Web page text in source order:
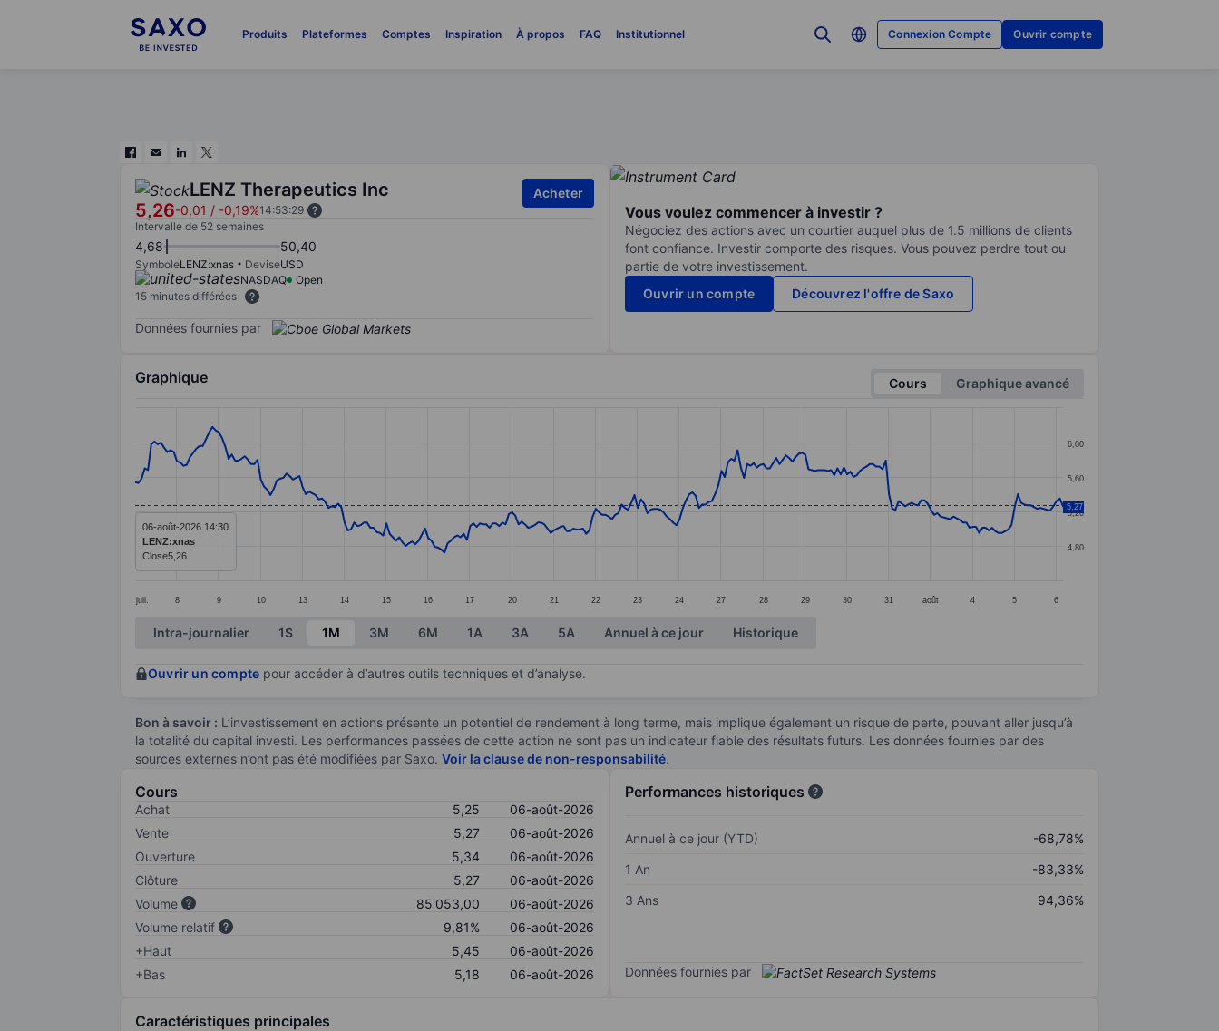
Produits Plateformes Comptes Inspiration À propos FAQ Institutionnel Connexion Compte Ouvrir compte
LENZ Therapeutics Inc
5,26-0,01 / -0,19%14:53:29
Acheter
Intervalle de 52 semaines
4,68 50,40
SymboleLENZ:xnas DeviseUSD
NASDAQ
Open
15 minutes différées
Données fournies par
Vous voulez commencer à investir ?
Négociez des actions avec un courtier auquel plus de 1.5 millions de clients
font confiance. Investir comporte des risques. Vous pouvez perdre tout ou
partie de votre investissement.
Ouvrir un compte
Découvrez l'offre de Saxo
Graphique Cours
Graphique avancé
Line chart with 289 data points.
The chart has 1 X axis displaying categories.
The chart has 1 Y axis displaying values. Data ranges from 4.72 to 6.18.
juil. 8 9 10 13 14 15 16 17 20 21 22 23 24 27 28 29 30 31 août 4 5 6
4,80
5,20
5,60
6,00
5,27
06-août-2026 14:30
LENZ:xnas
Close5,26
End of interactive chart.
Intra-journalier 1S 1M 3M 6M 1A 3A 5A Annuel à ce jour Historique
Ouvrir un compte pour accéder à d’autres outils techniques et d’analyse.
Bon à savoir : L’investissement en actions présente un potentiel de rendement à long terme, mais implique également un risque de perte, pouvant aller jusqu’à
la totalité du capital investi. Les performances passées de cette action ne sont pas un indicateur fiable des résultats futurs. Les données fournies par des
sources externes n’ont pas été modifiées par Saxo. Voir la clause de non-responsabilité.
Cours
Achat 5,25
06-août-2026
Vente
5,27
06-août-2026
Ouverture
5,34
06-août-2026
Clôture
5,27
06-août-2026
Volume
85'053,00
06-août-2026
Volume relatif
9,81%
06-août-2026
+Haut
5,45
06-août-2026
+Bas
5,18 06-août-2026
Performances historiques
Annuel à ce jour (YTD)
-68,78%
1 An
-83,33%
3 Ans
94,36%
Données fournies par
Caractéristiques principales